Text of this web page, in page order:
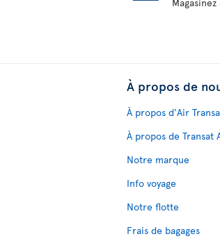
À propos de
À propos d'Air
À propos de Transat
Notre marque
Info voyage
Notre flotte
Frais de bagages